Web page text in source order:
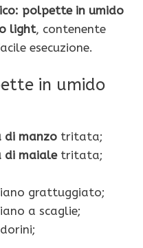
polpette in umido
light, contenente
esecuzione.
in umido
di manzo tritata;
di maialetritata;
grattuggiato;
a scaglie;